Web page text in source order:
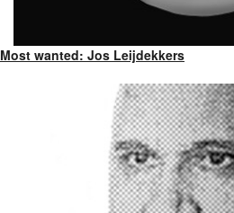
Most wanted: Jos Leijdekkers